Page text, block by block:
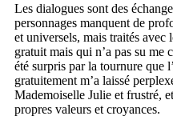
Les dialogues sont des
personnages manquent de
et universels, mais traités
gratuit mais qui n’a pas su me
été surpris par la tournure que
gratuitement m’a laissé
Mademoiselle Julie et frustré,
propres valeurs et croyances.